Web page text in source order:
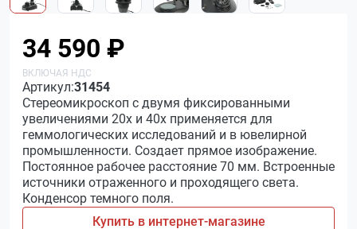
34 590 ₽
Артикул:31454
Стереомикроскоп с двумя фиксированными
увеличениями 20х и 40х применяется для
геммологических исследований и в ювелирной
промышленности. Создает прямое изображение.
Постоянное рабочее расстояние 70 мм. Встроенные
источники отраженного и проходящего света.
Конденсор темного поля.
Купить в интернет-магазине